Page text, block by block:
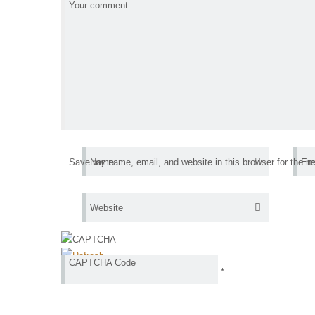
Your comment
Name
Website
Save my name, email, and website in this browser for the
CAPTCHA Code
*